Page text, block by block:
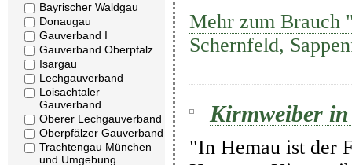
Bayrischer Waldgau
Donaugau
Gauverband I
Gauverband Oberpfalz
Isargau
Lechgauverband
Loisachtaler
Gauverband
Oberer Lechgauverband
Oberpfälzer Gauverband
Trachtengau München
und Umgebung
Mehr zum Brauch
Schernfeld,
Kirmweiber
"In Hemau ist der